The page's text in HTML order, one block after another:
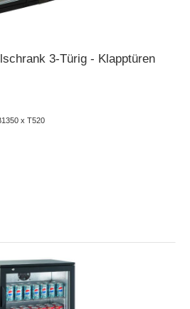
3-Türig - Klapptüren
x T520